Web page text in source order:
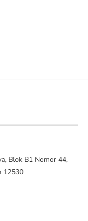
Blok B1 Nomor 44,
12530